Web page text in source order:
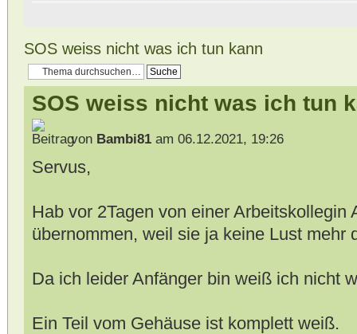
SOS weiss nicht was ich tun kann
SOS weiss nicht was ich tun
von Bambi81am 06.12.2021, 19:26
Servus,
Hab vor 2Tagen von einer Arbeitskollegin
übernommen, weil sie ja keine Lust mehr
Da ich leider Anfänger bin weiß ich nicht
Ein Teil vom Gehäuse ist komplett weiß.